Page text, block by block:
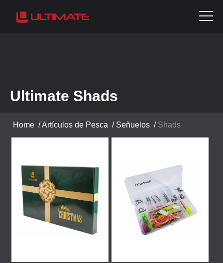
Ultimate Shads
Home /Artículos de Pesca / Señuelos / Shads